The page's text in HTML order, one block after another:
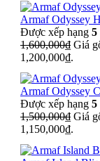
Armaf Odyssey
Được xếp hạng 5
1,600,000₫ Giá
1,200,000₫.
Armaf Odyssey
Được xếp hạng 5
1,500,000₫ Giá
1,150,000₫.